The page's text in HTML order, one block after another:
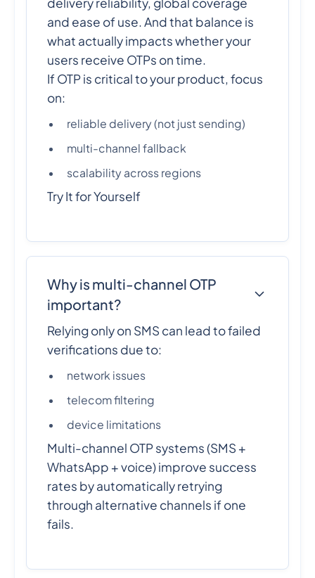
and ease of use. And that balance is
what actually impacts whether your
users receive OTPs on time.
If OTP is critical to your product, focus
on:
reliable delivery (not just sending)
multi-channel fallback
scalability across regions
Try It for Yourself
Why is multi-channel OTP
important?
Relying only on SMS can lead to failed
verifications due to:
network issues
telecom filtering
device limitations
Multi-channel OTP systems (SMS +
WhatsApp + voice) improve success
rates by automatically retrying
through alternative channels if one
fails.